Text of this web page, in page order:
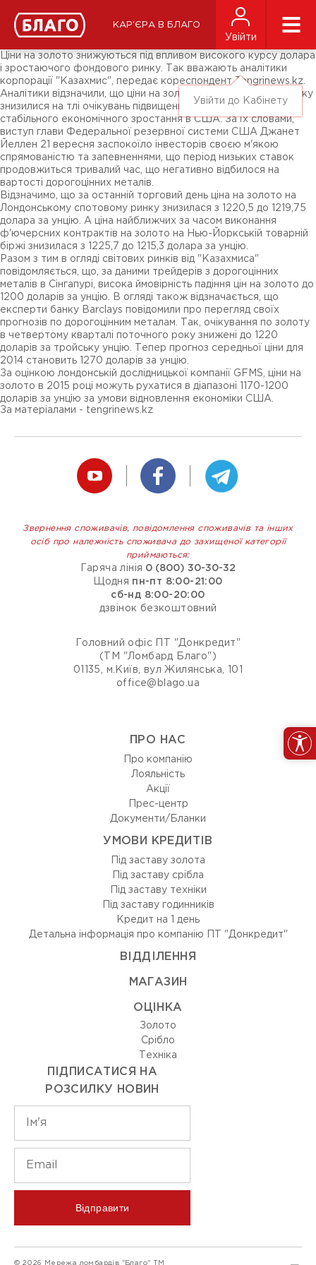
КАР'ЄРА В БЛАГО
Увійти
Увійти до Кабінету
ЗМІ про нас
Підписники соц-мереж
Ярмарки
Ціни на золото знижуються під впливом високого курсу долара
і зростаючого фондового ринку. Так вважають аналітики
корпорації "Казахмис", передає кореспондент Tengrinews.kz.
Аналітики відзначили, що ціни на золото в Лондоні і Нью-Йорку
знизилися на тлі очікувань підвищення процентних ставок і
стабільного економічного зростання в США. За їх словами,
виступ глави Федеральної резервної системи США Джанет
Йеллен 21 вересня заспокоїло інвесторів своєю м'якою
спрямованістю та запевненнями, що період низьких ставок
продовжиться тривалий час, що негативно відбилося на
вартості дорогоцінних металів.
Відзначимо, що за останній торговий день ціна на золото на
Лондонському спотовому ринку знизилася з 1220,5 до 1219,75
долара за унцію. А ціна найближчих за часом виконання
ф'ючерсних контрактів на золото на Нью-Йоркській товарній
біржі знизилася з 1225,7 до 1215,3 долара за унцію.
Разом з тим в огляді світових ринків від "Казахмиса"
повідомляється, що, за даними трейдерів з дорогоцінних
металів в Сінгапурі, висока ймовірність падіння цін на золото до
1200 доларів за унцію. В огляді також відзначається, що
експерти банку Barclays повідомили про перегляд своїх
прогнозів по дорогоцінним металам. Так, очікування по золоту
в четвертому кварталі поточного року знижені до 1220
доларів за тройську унцію. Тепер прогноз середньої ціни для
2014 становить 1270 доларів за унцію.
За оцінкою лондонській дослідницької компанії GFMS, ціни на
золото в 2015 році можуть рухатися в діапазоні 1170-1200
доларів за унцію за умови відновлення економіки США.
За матеріалами - tengrinews.kz
Звернення споживачів, повідомлення споживачів та інших
осіб про належність споживача до захищеної категорії
приймаються:
Гаряча лінія 0 (800) 30-30-32
Щодня пн-пт 8:00-21:00
сб-нд 8:00-20:00
дзвінок безкоштовний
Головний офіс ПТ "Донкредит"
(ТМ "Ломбард Благо")
01135, м.Київ, вул Жилянська, 101
office@blago.ua
ПРО НАС
Про компанію
Лояльність
Акції
Прес-центр
Документи/Бланки
УМОВИ КРЕДИТІВ
Під заставу золота
Під заставу срібла
Під заставу техніки
Під заставу годинників
Кредит на 1 день
Детальна інформація про компанію ПТ "Донкредит"
ВIДДIЛЕННЯ
МАГАЗИН
ОЦIНКА
Золото
Срiбло
Технiка
ПІДПИСАТИСЯ НА
РОЗСИЛКУ НОВИН
Відправити
© 2026 Мережа ломбардів "Благо" ТМ